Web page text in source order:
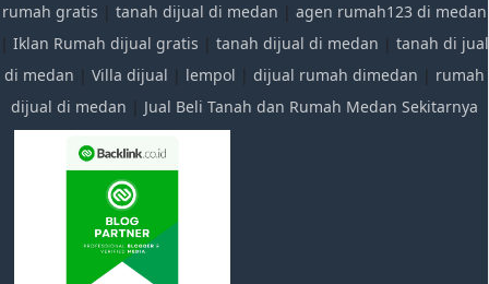
rumah gratis
tanah dijual di medan
agen rumah123 di medan
Iklan Rumah dijual gratis tanah dijual di medan
tanah di jual
di medan
Villa dijual lempol dijual rumah dimedan
rumah
dijual di medan
Jual Beli Tanah dan Rumah Medan Sekitarnya